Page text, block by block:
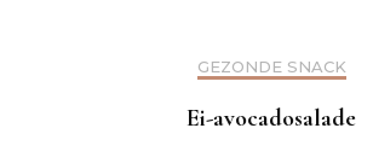
GEZONDE SNACK
Ei-avocadosalade